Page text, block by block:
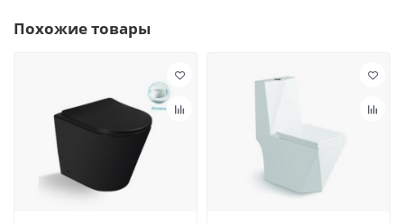
Похожие товары